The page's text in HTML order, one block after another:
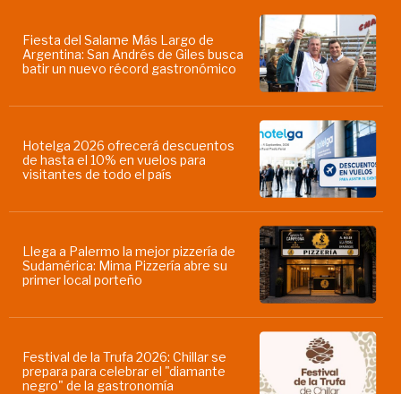
Fiesta del Salame Más Largo de
Argentina: San Andrés de Giles busca
batir un nuevo récord gastronómico
Hotelga 2026 ofrecerá descuentos
de hasta el 10% en vuelos para
visitantes de todo el país
Llega a Palermo la mejor pizzería de
Sudamérica: Mima Pizzería abre su
primer local porteño
Festival de la Trufa 2026: Chillar se
prepara para celebrar el "diamante
negro" de la gastronomía